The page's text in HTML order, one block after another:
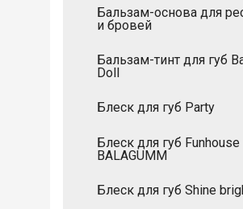
Бальзам-основа для
и бровей
Бальзам-тинт для губ
Doll
Блеск для губ Party
Блеск для губ Funhouse
BALAGUMM
Блеск для губ Shine